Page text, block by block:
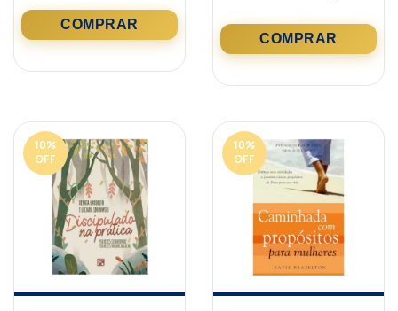
10%
OFF
10%
OFF